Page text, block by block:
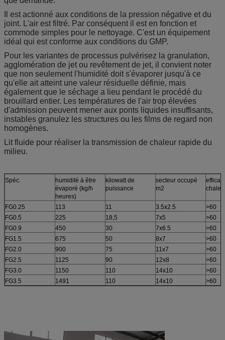
Il est actionné aux conditions de la pression négative et du
joint. L'air est filtré. Par conséquent il est en fonction et
commode simples pour le nettoyage. C'est un équipement
idéal qui est conforme aux conditions du GMP.
Pour les variantes de processus pulvérisez la granulation,
agglomération de jet ou revêtement de jet, il convient noter
que non seulement l'humidité doit s'évaporer jusqu'à ce
qu'elle ait atteint une valeur résiduelle définie, mais
également que le séchage a lieu pendant le procédé du
brouillard entier. Les températures de l'air trop élevées
d'admission peuvent mener aux ponts liquides insuffisants,
instables granulez les structures ou les films de regard non
homogènes.
Lit fluide pour réaliser la transmission de chaleur rapide du
milieu.
Spéc.
humidité à être
évaporé (kg/h
heures)
kilowatt de
puissance
secteur occupé
m2
FG0.25 113 11 3.5x2.5
>60
FG0.5
225 18,5 7x5
>60
FG0.9
450 30 7x6.5
>60
FG1.5
675 50 8x7
>60
FG2.0
900 75 11x7
>60
FG2.5
1125 90 12x8
>60
FG3.0
1150 110 14x10
>60
FG3.5
1491 110 14x10 >60